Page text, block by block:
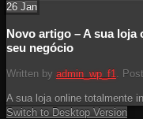
26 Jan
Novo artigo – A sua
seu negócio
Written by admin_wp_f1 .
A sua loja online totalmente
Switch to Desktop Version